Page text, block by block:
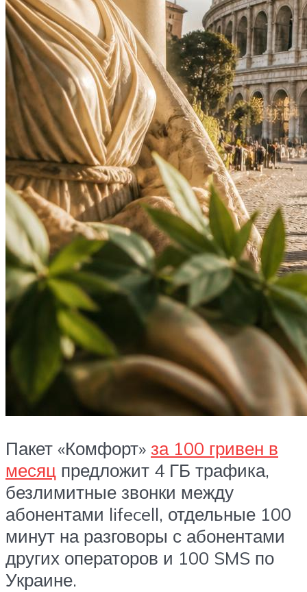
Пакет «Комфорт» за 100 гривен в
месяц предложит 4 ГБ трафика,
безлимитные звонки между
абонентами lifecell, отдельные 100
минут на разговоры с абонентами
других операторов и 100 SMS по
Украине.